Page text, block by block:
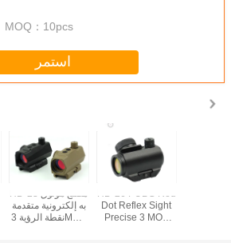
MOQ： 10pcs
استمر
به إلكترونية متقدمة
نقطة الرؤية 3MOA
Dot Reflex Sight
Precise 3 MOA